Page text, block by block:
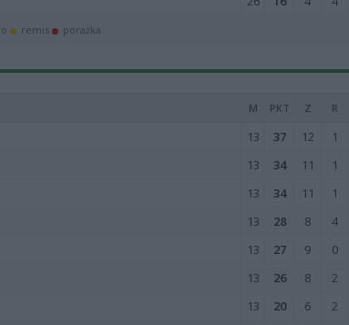
remis porażka
M PKT Z R
13 37 12 1
13 34 11 1
13 34 11 1
13 28 8 4
13 27 9 0
13 26 8 2
13 20 6 2